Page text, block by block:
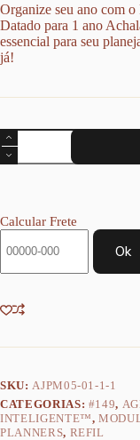
era:
R$ 169,00.
é:
R$ 139,00.
Organize seu ano com
Datado para 1 ano
essencial para seu
já!
Refil
Agenda
Planner
1
Anual
Papelaria
quantidade
Calcular Frete
Ok
SKU: AJPM05-01-1-1
CATEGORIAS: #149,
INTELIGENTE™,
PLANNERS, REFIL